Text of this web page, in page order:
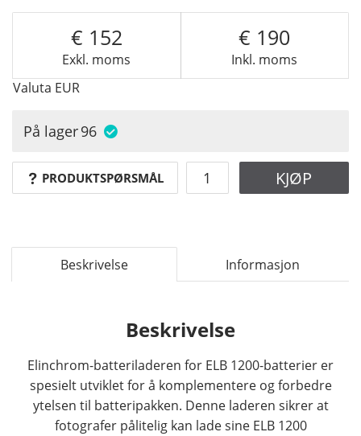
Exkl. moms
152
Inkl. moms
190
Valuta EUR
På lager96
PRODUKTSPØRSMÅL KJØP
Beskrivelse Informasjon
Beskrivelse
Elinchrom-batteriladeren for ELB 1200-batterier er
spesielt utviklet for å komplementere og forbedre
ytelsen til batteripakken. Denne laderen sikrer at
fotografer pålitelig kan lade sine ELB 1200